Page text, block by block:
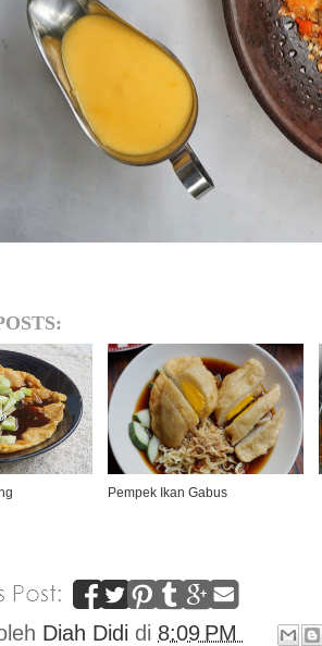
Pempek Ikan Gabus
Diah Didi di 8:09 PM